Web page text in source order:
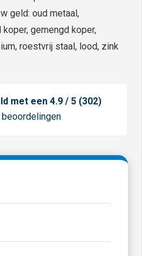
geld: oud metaal,
gemengd koper,
roestvrij staal, lood, zink
met een 4.9 / 5 (302)